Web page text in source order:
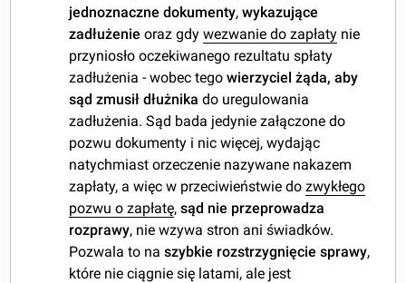
jednoznaczne dokumenty,wykazujące
zadłużenie oraz gdywezwanie do zapłaty nie
przyniosło oczekiwanego rezultatu spłaty
zadłużenia - wobec tegowierzyciel żąda, aby
sąd zmusił dłużnikado uregulowania
zadłużenia. Sąd bada jedynie załączone do
pozwu dokumenty i nic więcej, wydając
natychmiast orzeczenie nazywane nakazem
zapłaty, a więc w przeciwieństwie dozwykłego
pozwu o zapłatę,sąd nie przeprowadza
rozprawy, nie wzywa stron ani świadków.
Pozwala to naszybkie rozstrzygnięcie sprawy,
które nie ciągnie się latami, ale jest